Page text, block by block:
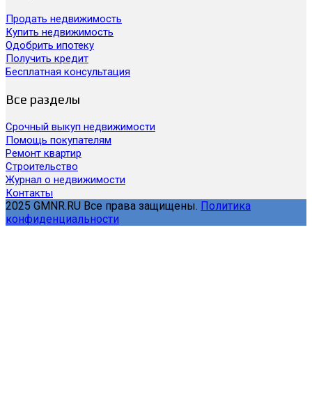
Продать недвижимость
Купить недвижимость
Одобрить ипотеку
Получить кредит
Бесплатная консультация
Все разделы
Срочный выкуп недвижимости
Помощь покупателям
Ремонт квартир
Строительство
Журнал о недвижимости
Контакты
2025 GMNR.RU Все права защищены. Политика
конфиденциальности